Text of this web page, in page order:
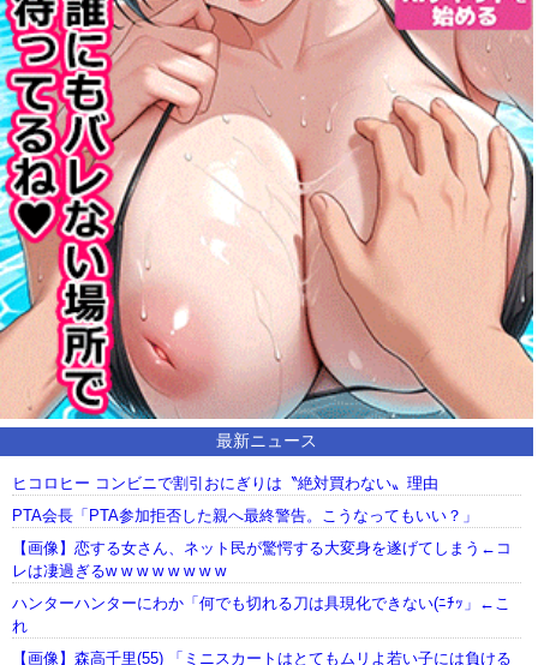
最新ニュース
ヒコロヒー コンビニで割引おにぎりは〝絶対買わない〟理由
PTA会長「PTA参加拒否した親へ最終警告。こうなってもいい？」
【画像】恋する女さん、ネット民が驚愕する大変身を遂げてしまう←コ
レは凄過ぎるw w w w w w w w
ハンターハンターにわか「何でも切れる刀は具現化できない(ﾆﾁｯ」←こ
れ
【画像】森高千里(55) 「ミニスカートはとてもムリよ若い子には負ける